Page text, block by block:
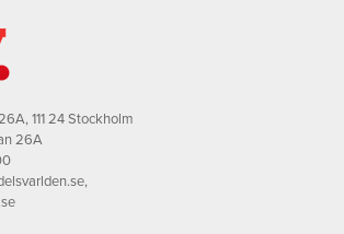
111 24 Stockholm
26A
,